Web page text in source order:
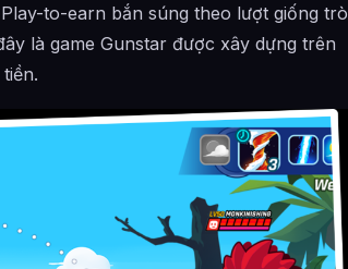
to-earn bắn súng theo lượt giống trò
là game Gunstar được xây dựng trên